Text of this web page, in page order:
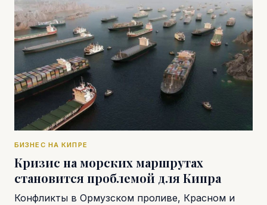
БИЗНЕС НА КИПРЕ
Кризис на морских маршрутах
становится проблемой для Кипра
Конфликты в Ормузском проливе, Красном и